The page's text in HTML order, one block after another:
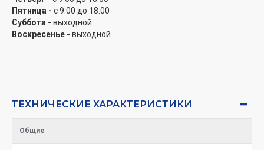
Пятница - с 9:00 до 18:00
Суббота - выходной
Воскресенье - выходной
ТЕХНИЧЕСКИЕ ХАРАКТЕРИСТИКИ
Общие